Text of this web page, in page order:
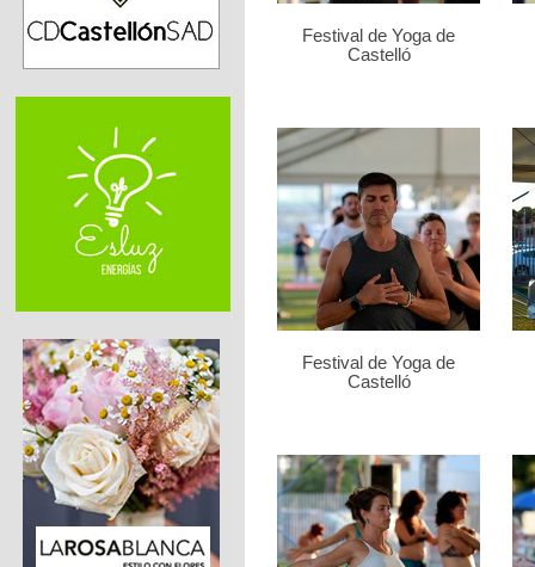
Festival de Yoga de
Castelló
Festival de Yoga de
Castelló